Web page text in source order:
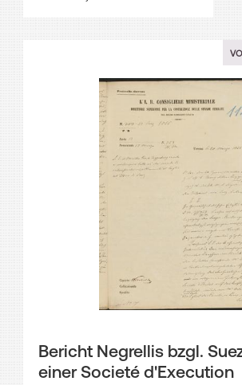
Bericht Negrellis bzgl.
einer Societé d'Execution